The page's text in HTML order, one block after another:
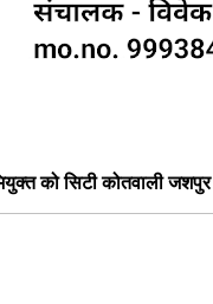
को सिटी कोतवाली